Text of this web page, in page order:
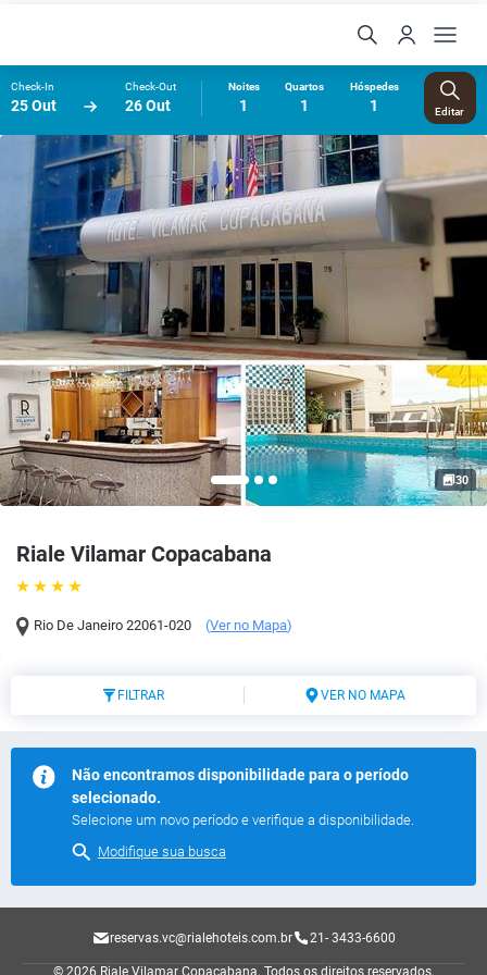
Check-In
25 Out
Check-Out
26 Out
Noites
1
Quartos
1
Hóspedes
1 Editar
Riale Vilamar Copacabana
Rio De Janeiro 22061-020 (Ver no Mapa)
30
FILTRAR VER NO MAPA
Não encontramos disponibilidade para o período
selecionado.
Selecione um novo período e verifique a disponibilidade.
Modifique sua busca
reservas.vc@rialehoteis.com.br 21- 3433-6600
© 2026 Riale Vilamar Copacabana. Todos os direitos reservados.